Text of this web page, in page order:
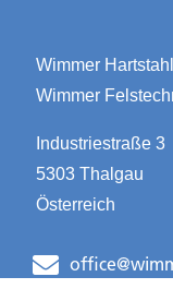
Wimmer
Wimmer
Industriestraße 3
5303 Thalgau
Österreich